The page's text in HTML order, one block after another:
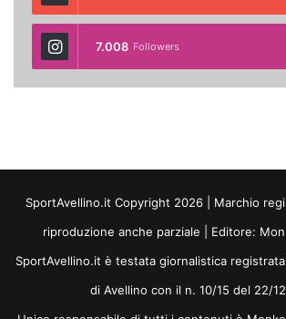
7.008 Followers
SportAvellino.it Copyright 2026 | Marchio
riproduzione anche parziale | Editore:
SportAvellino.it è testata giornalistica
di Avellino con il n. 10/15 del 22/